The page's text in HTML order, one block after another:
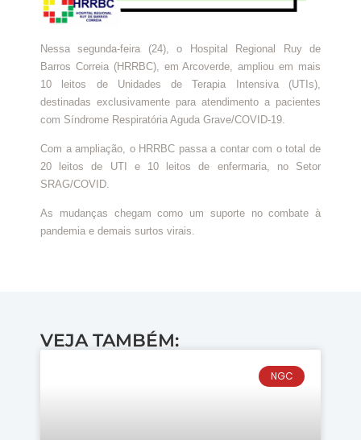
Nessa segunda-feira (24), o Hospital Regional Ruy de
Barros Correia (HRRBC), em Arcoverde, ampliou em mais
10 leitos de Unidades de Terapia Intensiva (UTIs),
destinadas exclusivamente para atendimento a pacientes
com Síndrome Respiratória Aguda Grave/COVID-19.
Com a ampliação, o HRRBC passa a contar com o total de
20 leitos de UTI e 10 leitos de enfermaria, no Setor
SRAG/COVID.
As mudanças chegam como um suporte no combate à
pandemia e demais surtos virais.
VEJA TAMBÉM:
NGC